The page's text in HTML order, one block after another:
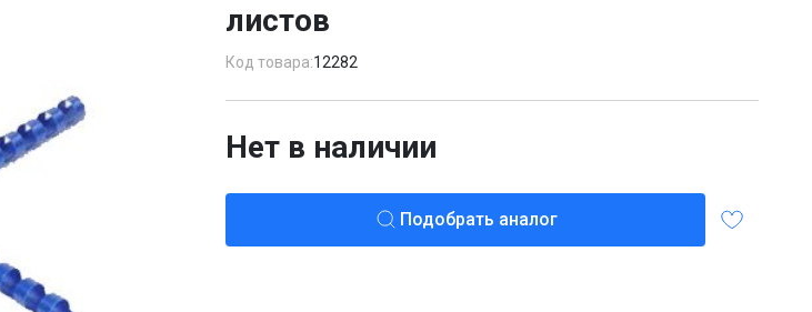
листов
Код товара:12282
Нет в наличии
Подобрать аналог